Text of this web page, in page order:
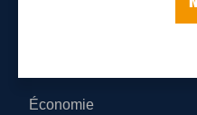
Économie